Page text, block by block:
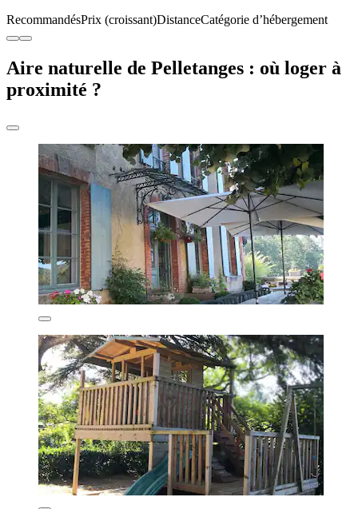
RecommandésPrix (croissant)DistanceCatégorie d’hébergement
Aire naturelle de Pelletanges : où loger à
proximité ?